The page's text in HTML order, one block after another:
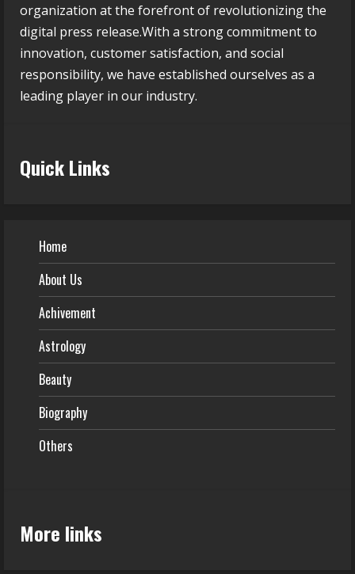
organization at the forefront of revolutionizing the
digital press release.With a strong commitment to
innovation, customer satisfaction, and social
responsibility, we have established ourselves as a
leading player in our industry.
Quick Links
Home
About Us
Achivement
Astrology
Beauty
Biography
Others
More links